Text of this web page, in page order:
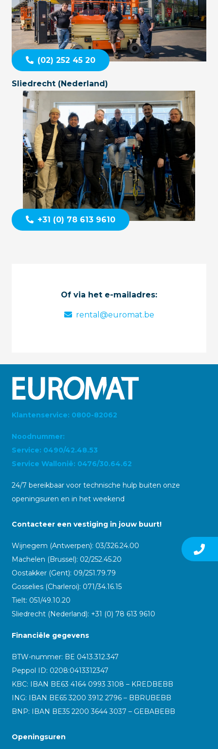
(02) 252 45 20
Sliedrecht (Nederland)
+31 (0) 78 613 9610
Of via het e-mailadres:
rental@euromat.be
Klantenservice: 0800-82062
Noodnummer:
Service: 0490/42.48.53
Service Wallonië: 0476/30.64.62
24/7 bereikbaar voor technische hulp buiten onze
openingsuren en in het weekend
Contacteer een vestiging in jouw buurt!
Wijnegem (Antwerpen): 03/326.24.00
Machelen (Brussel): 02/252.45.20
Oostakker (Gent): 09/251.79.79
Gosselies (Charleroi): 071/34.16.15
Tielt: 051/49.10.20
Sliedrecht (Nederland): +31 (0) 78 613 9610
Financiële gegevens
BTW-nummer: BE 0413.312.347
Peppol ID: 0208:0413312347
KBC: IBAN BE63 4164 0993 3108 – KREDBEBB
ING: IBAN BE65 3200 3912 2796 – BBRUBEBB
BNP: IBAN BE35 2200 3644 3037 – GEBABEBB
Openingsuren